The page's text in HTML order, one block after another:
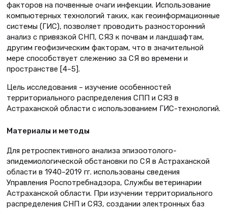
факторов на почвенные очаги инфекции. Использование
компьютерных технологий таких, как геоинформационные
системы (ГИС), позволяет проводить разносторонний
анализ с привязкой СНП, СЯЗ к почвам и ландшафтам,
другим геофизическим факторам, что в значительной
мере способствует слежению за СЯ во времени и
пространстве [4–5].
Цель исследования – изучение особенностей
территориального распределения СПП и СЯЗ в
Астраханской области с использованием ГИС-технологий.
Материалы и методы
Для ретроспективного анализа эпизоотолого-
эпидемиологической обстановки по СЯ в Астраханской
области в 1940–2019 гг. использованы сведения
Управления Роспотребнадзора, Службы ветеринарии
Астраханской области. При изучении территориального
распределения СНП и СЯЗ, создании электронных баз